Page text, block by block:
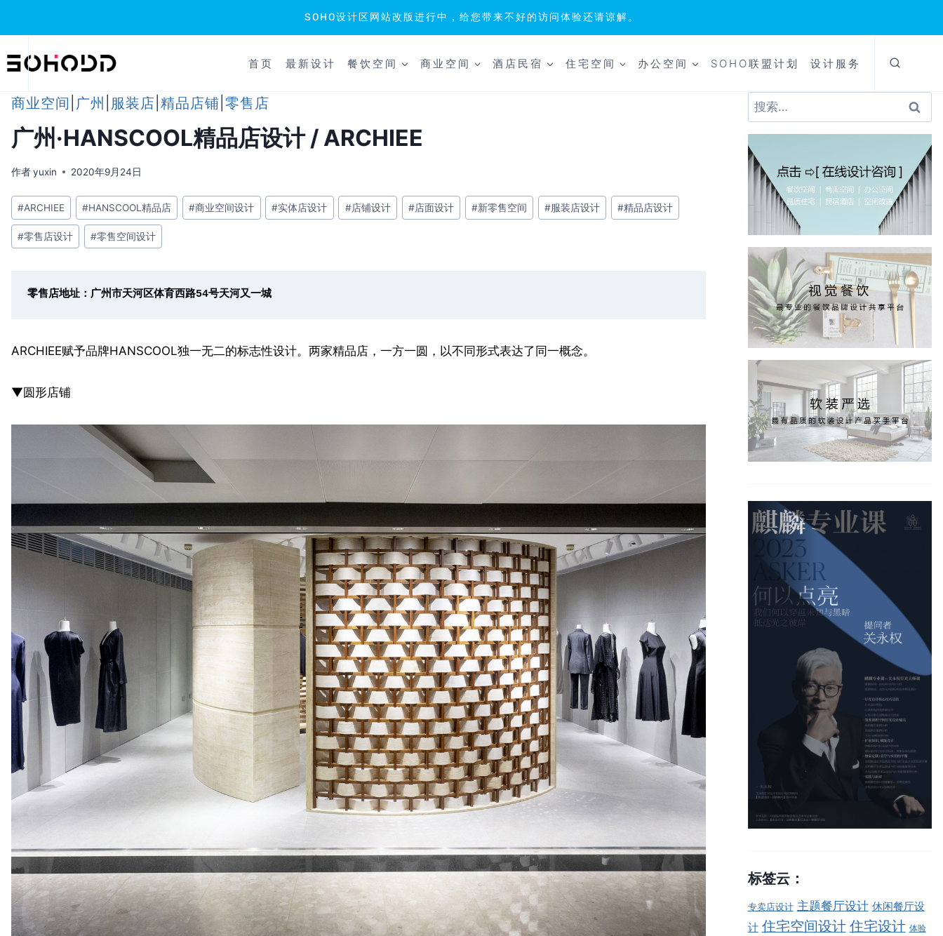
SOHO设计区网站改版进行中，给您带来不好的访问体验还请谅解。
到
首页 最新设计 餐饮空间 商业空间 酒店民宿 住宅空间 办公空间 SOHO联盟计划 设计服务
商业空间 广州 服装店 精品店铺 零售店
广州·HANSCOOL精品店设计 / ARCHIEE
作者yuxin 2020年9月24日
文
章
标
#ARCHIEE #HANSCOOL精品店 #商业空间设计 #实体店设计 #店铺设计 #店面设计 #新零售空间 #服装店设计 #精品店设计
#零售店设计 #零售空间设计
零售店地址：广州市天河区体育西路54号天河又一城
ARCHIEE赋予品牌HANSCOOL独一无二的标志性设计。两家精品店，一方一圆，以不同形式表达了同一概念。
▼圆形店铺
搜
索：
标签云：
专卖店设计 主题餐厅设计 休闲餐厅设
计 住宅空间设计 住宅设计 体验